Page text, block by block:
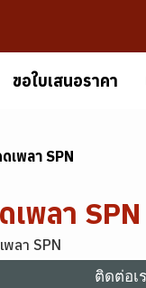
ขอใบเสนอราคา
เพลา SPN
เพลา SPN
พลา SPN
ติดต่อเ